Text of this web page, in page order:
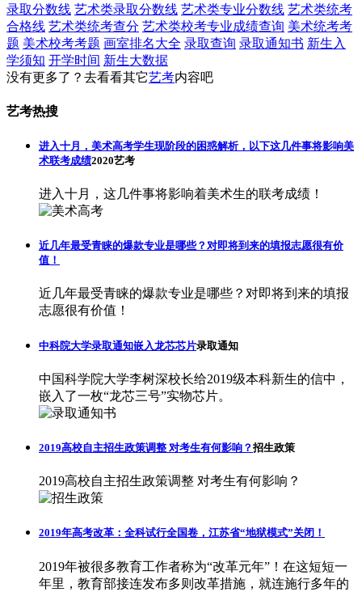
录取分数线 艺术类录取分数线 艺术类专业分数线 艺术类统考
合格线 艺术类统考查分 艺术类校考专业成绩查询 美术统考考
题 美术校考考题 画室排名大全 录取查询 录取通知书 新生入
学须知 开学时间 新生大数据
没有更多了？去看看其它艺考内容吧
艺考热搜
进入十月，美术高考学生现阶段的困惑解析，以下这几件事将影响美
术联考成绩2020艺考
进入十月，这几件事将影响着美术生的联考成绩！
近几年最受青睐的爆款专业是哪些？对即将到来的填报志愿很有价
值！
近几年最受青睐的爆款专业是哪些？对即将到来的填报
志愿很有价值！
中科院大学录取通知嵌入龙芯芯片录取通知
中国科学院大学李树深校长给2019级本科新生的信中，
嵌入了一枚“龙芯三号”实物芯片。
2019高校自主招生政策调整 对考生有何影响？ 招生政策
2019高校自主招生政策调整 对考生有何影响？
2019年高考改革：全科试行全国卷，江苏省“地狱模式”关闭！
2019年被很多教育工作者称为“改革元年”！在这短短一
年里，教育部接连发布多则改革措施，就连施行多年的